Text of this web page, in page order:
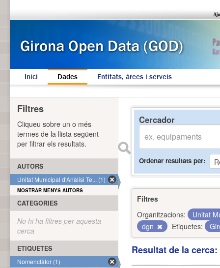
Inici Dades Entitats, àrees i serveis
Cercador
Ordenar resultats per
Filtres
Organitzacions:
Unitat
dgn
Etiquetes:
Resultat de la
Filtres
Cliqueu sobre un o més
termes de la llista següent
per filtrar els resultats.
AUTORS
Unitat Municipal d'Anàlisi Te... (1)
MOSTRAR MENYS AUTORS
CATEGORIES
No hi ha filtres per aquesta
cerca
ETIQUETES
Nomenclàtor (1)